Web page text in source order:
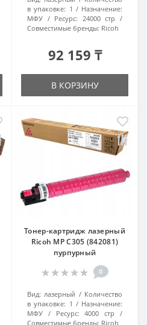
в упаковке: 1
Назначение:
МФУ
Ресурс: 24000 стр
Совместимые бренды: Ricoh
92 159 ₸
В КОРЗИНУ
Тонер-картридж лазерный
Ricoh MP C305 (842081)
пурпурный
0
Вид: лазерный
Количество
в упаковке: 1
Назначение:
МФУ
Ресурс:
4000 стр
Совместимые бренды: Ricoh